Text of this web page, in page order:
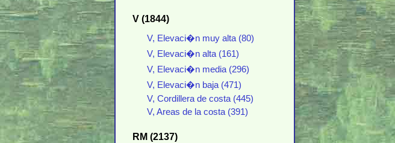
V (1844)
V, Elevaci�n muy alta (80)
V, Elevaci�n alta (161)
V, Elevaci�n media (296)
V, Elevaci�n baja (471)
V, Cordillera de costa (445)
V, Areas de la costa (391)
RM (2137)